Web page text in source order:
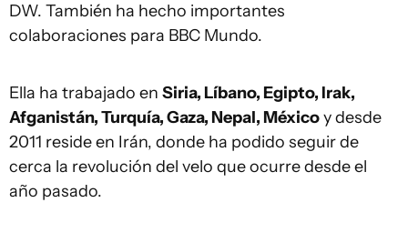
DW. También ha hecho importantes
colaboraciones para BBC Mundo.
Ella ha trabajado en Siria, Líbano, Egipto, Irak,
Afganistán, Turquía, Gaza, Nepal, Méxicoy desde
2011 reside en Irán, donde ha podido seguir de
cerca la revolución del velo que ocurre desde el
año pasado.